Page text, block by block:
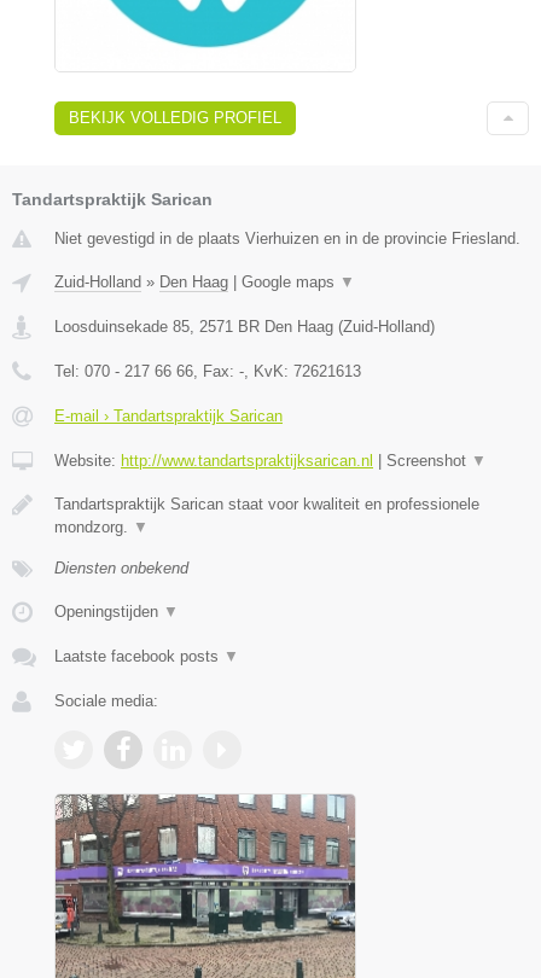
BEKIJK VOLLEDIG PROFIEL
Tandartspraktijk Sarican
Niet gevestigd in de plaats Vierhuizen en in de provincie Friesland.
Zuid-Holland » Den Haag Google maps ▼
Loosduinsekade 85, 2571 BR Den Haag (Zuid-Holland)
Tel: 070 - 217 66 66, Fax: -, KvK: 72621613
E-mail › Tandartspraktijk Sarican
Website: http://www.tandartspraktijksarican.nl Screenshot ▼
Tandartspraktijk Sarican staat voor kwaliteit en professionele
mondzorg. ▼
Diensten onbekend
Openingstijden ▼
Laatste facebook posts ▼
Sociale media: